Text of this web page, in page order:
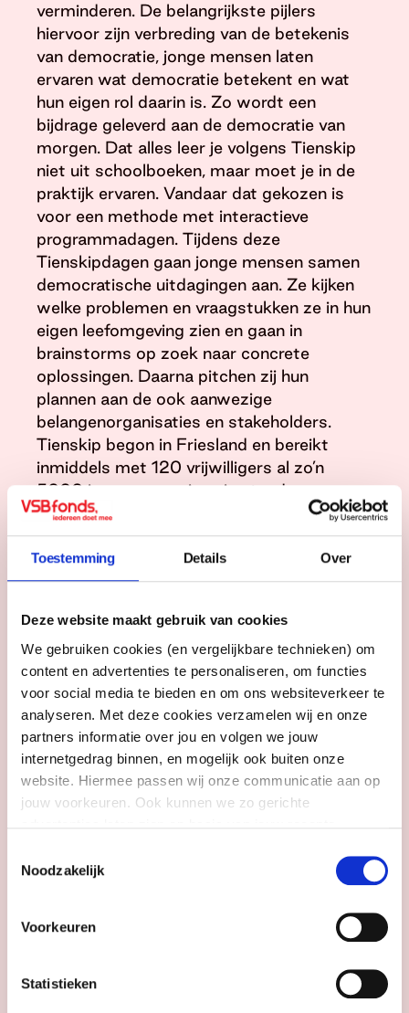
Toestemming Details Over
Deze website maakt gebruik van cookies
We gebruiken cookies (en vergelijkbare technieken) om
content en advertenties te personaliseren, om functies
voor social media te bieden en om ons websiteverkeer te
analyseren. Met deze cookies verzamelen wij en onze
partners informatie over jou en volgen we jouw
internetgedrag binnen, en mogelijk ook buiten onze
website. Hiermee passen wij onze communicatie aan op
jouw voorkeuren. Ook kunnen we zo gerichte
statement. Je kunt je toestemming ook altijd
wijzigen of
Noodzakelijk
Voorkeuren
Statistieken
verminderen. De belangrijkste pijlers
hiervoor zijn verbreding van de betekenis
van democratie, jonge mensen laten
ervaren wat democratie betekent en wat
hun eigen rol daarin is. Zo wordt een
bijdrage geleverd aan de democratie van
morgen. Dat alles leer je volgens Tienskip
niet uit schoolboeken, maar moet je in de
praktijk ervaren. Vandaar dat gekozen is
voor een methode met interactieve
programmadagen. Tijdens deze
Tienskipdagen gaan jonge mensen samen
democratische uitdagingen aan. Ze kijken
welke problemen en vraagstukken ze in hun
eigen leefomgeving zien en gaan in
brainstorms op zoek naar concrete
oplossingen. Daarna pitchen zij hun
plannen aan de ook aanwezige
belangenorganisaties en stakeholders.
Tienskip begon in Friesland en bereikt
inmiddels met 120 vrijwilligers al zo’n
5000 jongeren per jaar, in steeds meer
verschillende regio’s in Nederland.
Jongeren kunnen zich op verschillende
manieren aansluiten bij deze bijzondere
organisatie voor jongeren, door jongeren.
vrijwillig begeleider of als lid van het
innovatieteam, dat zich richt op de groei en
toekomst van de organisatie.
tienskip.nl
Stichting Terra Nova -
Democratisch Design (Utrecht,
vraagstukken klein en tastbaar, zodat
Nova - Democratisch Design doet dat met
Ontworpen met en voor kinderen, jongeren
en mensen uit de onderwijspraktijk.